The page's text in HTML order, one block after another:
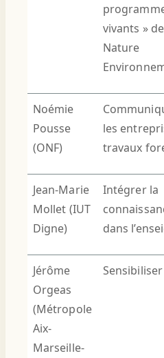
vivants »
Nature
Noémie
Pousse
(ONF)
les
travaux
Jean-Marie
Mollet (IUT
Digne)
Intégrer la
dans
Jérôme
Orgeas
(Métropole
Aix-
Marseille-